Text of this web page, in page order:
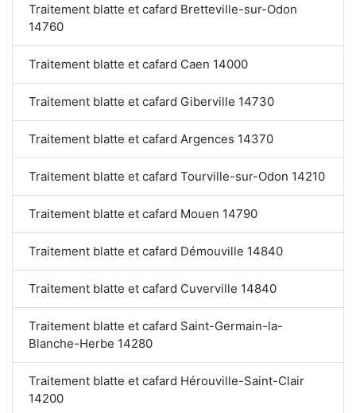
Traitement blatte et cafard Bretteville-sur-Odon
14760
Traitement blatte et cafard Caen 14000
Traitement blatte et cafard Giberville 14730
Traitement blatte et cafard Argences 14370
Traitement blatte et cafard Tourville-sur-Odon 14210
Traitement blatte et cafard Mouen 14790
Traitement blatte et cafard Démouville 14840
Traitement blatte et cafard Cuverville 14840
Traitement blatte et cafard Saint-Germain-la-
Blanche-Herbe 14280
Traitement blatte et cafard Hérouville-Saint-Clair
14200